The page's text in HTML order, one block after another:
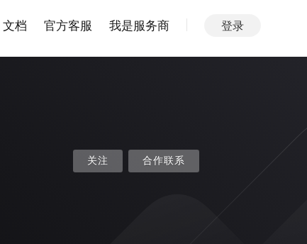
文档 官方客服 我是服务商 登录
关注 合作联系